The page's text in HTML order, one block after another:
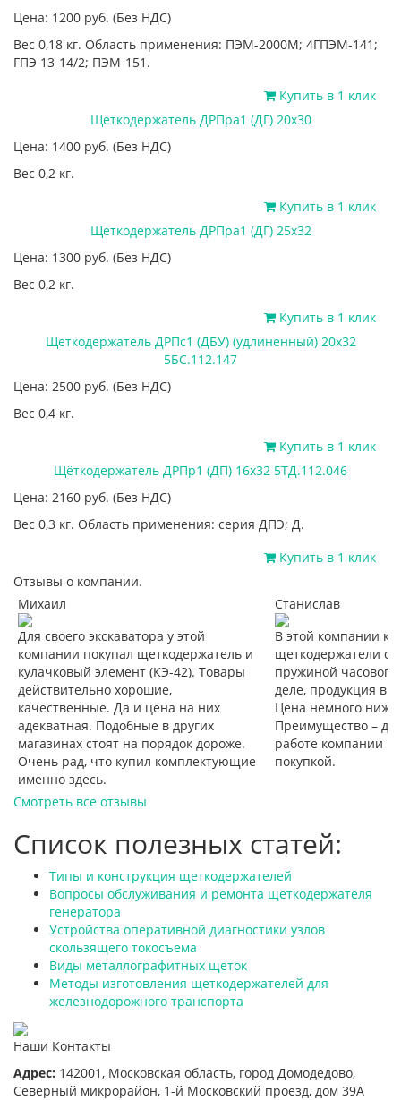
Цена: 1200 руб. (Без НДС)
Вес 0,18 кг. Область применения: ПЭМ-2000М; 4ГПЭМ-141;
ГПЭ 13-14/2; ПЭМ-151.
Купить в 1 клик
Щеткодержатель ДРПра1 (ДГ) 20х30
Цена: 1400 руб. (Без НДС)
Вес 0,2 кг.
Купить в 1 клик
Щеткодержатель ДРПра1 (ДГ) 25х32
Цена: 1300 руб. (Без НДС)
Вес 0,2 кг.
Купить в 1 клик
Щеткодержатель ДРПс1 (ДБУ) (удлиненный) 20х32
5БС.112.147
Цена: 2500 руб. (Без НДС)
Вес 0,4 кг.
Купить в 1 клик
Щёткодержатель ДРПр1 (ДП) 16х32 5ТД.112.046
Цена: 2160 руб. (Без НДС)
Вес 0,3 кг. Область применения: серия ДПЭ; Д.
Купить в 1 клик
Отзывы о компании.
Михаил
Для своего экскаватора у этой
компании покупал щеткодержатель и
кулачковый элемент (КЭ-42). Товары
действительно хорошие,
качественные. Да и цена на них
адекватная. Подобные в других
магазинах стоят на порядок дороже.
Очень рад, что купил комплектующие
именно здесь.
Станислав
В этой компании
щеткодержатели
пружиной
деле, продукция
Цена немного
Преимущество –
работе компании
покупкой.
Смотреть все отзывы
Список полезных статей:
Типы и конструкция щеткодержателей
Вопросы обслуживания и ремонта щеткодержателя
генератора
Устройства оперативной диагностики узлов
скользящего токосъема
Виды металлографитных щеток
Методы изготовления щеткодержателей для
железнодорожного транспорта
Наши Контакты
Адрес: 142001, Московская область, город Домодедово,
Северный микрорайон, 1-й Московский проезд, дом 39А